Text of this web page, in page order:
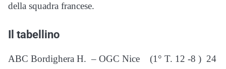
della squadra francese.
Il tabellino
ABC Bordighera H. – OGC Nice (1° T. 12 -8 ) 24